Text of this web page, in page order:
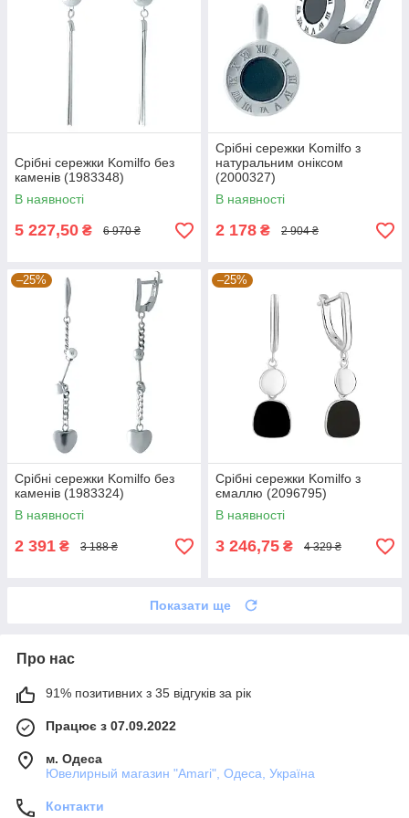
Срібні сережки Komilfo без
каменів (1983348)
В наявності
5 227,50 ₴ 6 970 ₴
Срібні сережки Komilfo з
натуральним оніксом
(2000327)
В наявності
2 178 ₴ 2 904 ₴
–25%
Срібні сережки Komilfo без
каменів (1983324)
В наявності
2 391 ₴ 3 188 ₴
–25%
Срібні сережки Komilfo з
ємаллю (2096795)
В наявності
3 246,75 ₴ 4 329 ₴
Показати ще
Про нас
91% позитивних з 35 відгуків за рік
Працює з 07.09.2022
м. Одеса
Ювелирный магазин "Amari", Одеса, Україна
Контакти